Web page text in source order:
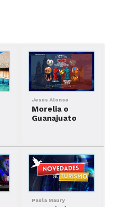
Jesús Alonso
Morelia o
Guanajuato
Paola Maury